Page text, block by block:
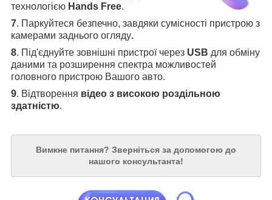
технологією Hands Free.
7. Паркуйтеся безпечно, завдяки сумісності пристрою з
камерами заднього огляду.
8. Під'єднуйте зовнішні пристрої через USB для обміну
даними та розширення спектра можливостей
головного пристрою Вашого авто.
9. Відтворення відео з високою роздільною
здатністю.
Вимкне питання? Зверніться за допомогою до
нашого консультанта!